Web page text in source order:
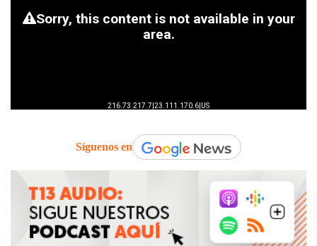
Síguenos en